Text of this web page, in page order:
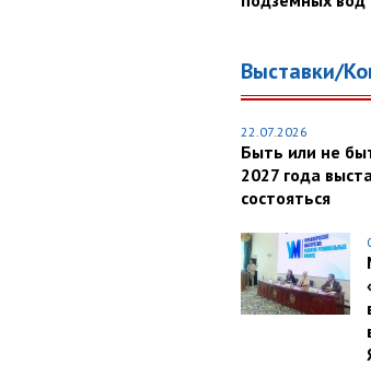
Выставки/
22.07.2026
Быть или не
2027 года
состояться